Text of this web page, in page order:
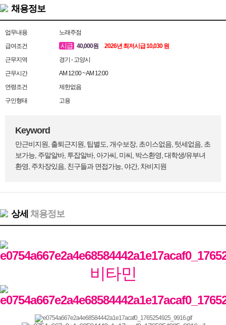
채용정보
업무내용
노래주점
급여조건
시급 40,000원
2026년 최저시급 10,030 원
근무지역
경기 - 고양시
근무시간
AM 12:00 ~ AM 12:00
연령조건
제한없음
구인형태
고용
Keyword
만근비지원, 출퇴근지원, 팁별도, 개수보장, 초이스없음, 텃세없음, 초
보가능, 주말알바, 투잡알바, 아가씨, 미씨, 박스환영, 대학생/유부녀
환영, 주차장있음, 친구들과 면접가능, 야간, 차비지원
상세 채용정보
비타민